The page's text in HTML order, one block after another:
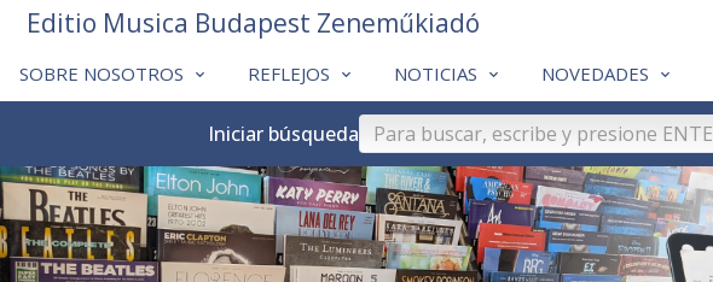
SOBRE NOSOTROS REFLEJOS NOTICIAS NOVEDADES
Editio Musica Budapest Zeneműkiadó
Iniciar búsqueda